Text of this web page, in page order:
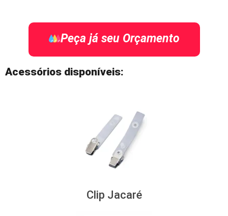
Peça já seu Orçamento
Acessórios disponíveis:
Clip Jacaré